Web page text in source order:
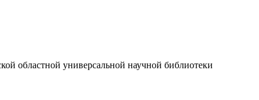
областной универсальной научной библиотеки